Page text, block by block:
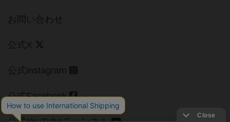
お問い合わせ
公式X
公式instagram
公式Facebook